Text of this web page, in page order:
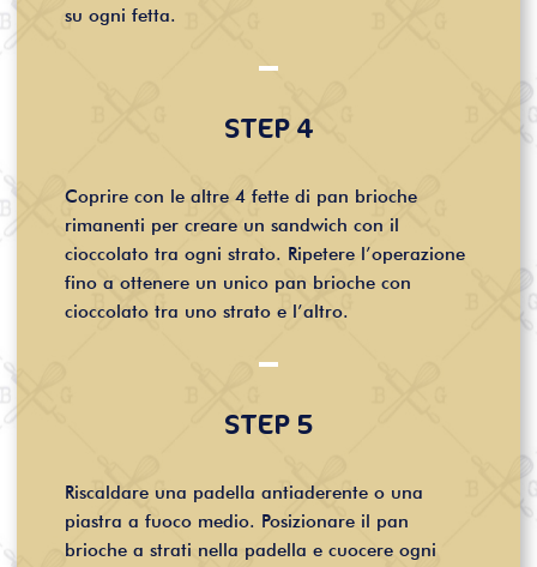
su ogni fetta.
STEP 4
Coprire con le altre 4 fette di pan brioche
rimanenti per creare un sandwich con il
cioccolato tra ogni strato. Ripetere l’operazione
fino a ottenere un unico pan brioche con
cioccolato tra uno strato e l’altro.
STEP 5
Riscaldare una padella antiaderente o una
piastra a fuoco medio. Posizionare il pan
brioche a strati nella padella e cuocere ogni